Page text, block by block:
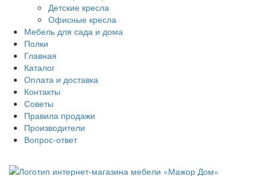
Детские кресла
Офисные кресла
Мебель для сада и дома
Полки
Главная
Каталог
Оплата и доставка
Контакты
Советы
Правила продажи
Производители
Вопрос-ответ